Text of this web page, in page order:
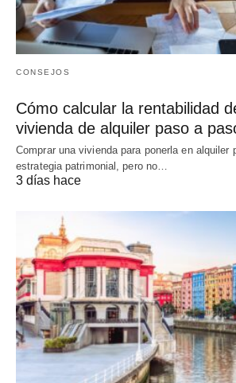
CONSEJOS
Cómo calcular la rentabilidad
vivienda de alquiler paso a
Comprar una vivienda para ponerla en alquiler
estrategia patrimonial, pero no…
3 días hace